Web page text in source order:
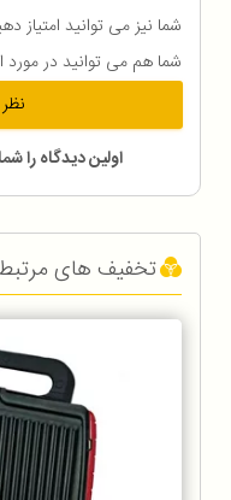
شما نیز می توانید امتیاز
شما هم می توانید در
اولین دیدگاه را
تخفیف های